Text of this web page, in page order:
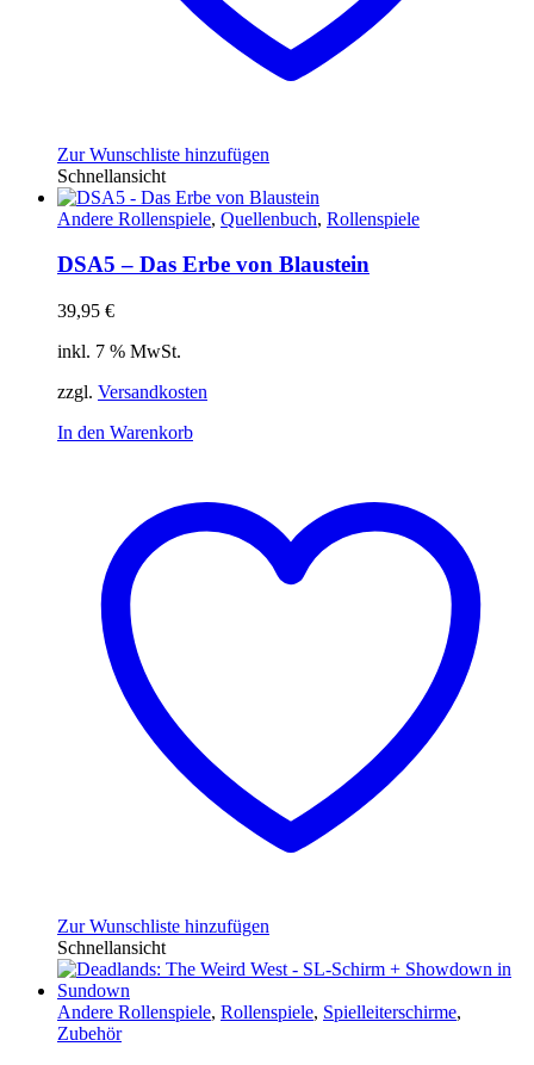
Zur Wunschliste hinzufügen
Schnellansicht
Andere Rollenspiele, Quellenbuch, Rollenspiele
DSA5 – Das Erbe von Blaustein
39,95 €
inkl. 7 % MwSt.
zzgl. Versandkosten
In den Warenkorb
Zur Wunschliste hinzufügen
Schnellansicht
Andere Rollenspiele, Rollenspiele, Spielleiterschirme,
Zubehör